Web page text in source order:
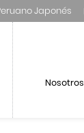
Japonés
Nosotros